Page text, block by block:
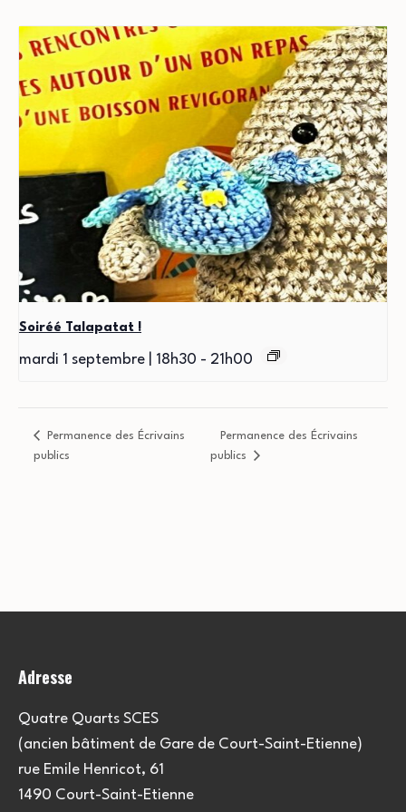
Soiréé Talapatat !
mardi 1 septembre | 18h30 - 21h00
Permanence des Écrivains
publics
Permanence des Écrivains
publics
Adresse
Quatre Quarts SCES
(ancien bâtiment de Gare de Court-Saint-Etienne)
rue Emile Henricot, 61
1490 Court-Saint-Etienne